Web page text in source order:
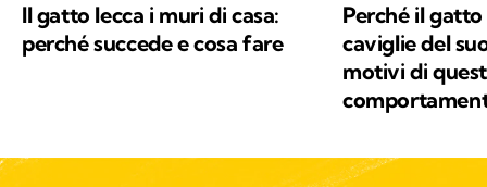
Il gatto lecca i muri di casa:
perché succede e cosa fare
Perché il
caviglie del
motivi di